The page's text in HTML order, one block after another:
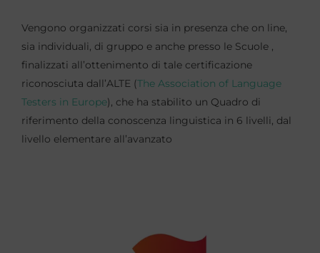
Vengono organizzati corsi sia in presenza che on line,
sia individuali, di gruppo e anche presso le Scuole ,
finalizzati all’ottenimento di tale certificazione
riconosciuta dall’ALTE (The Association of Language
Testers in Europe), che ha stabilito un Quadro di
riferimento della conoscenza linguistica in 6 livelli, dal
livello elementare all’avanzato